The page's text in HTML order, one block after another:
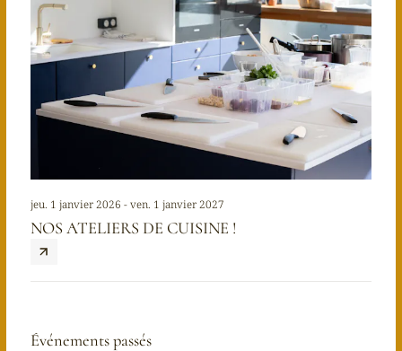
jeu. 1 janvier 2026 - ven. 1 janvier 2027
NOS ATELIERS DE CUISINE !
Événements passés